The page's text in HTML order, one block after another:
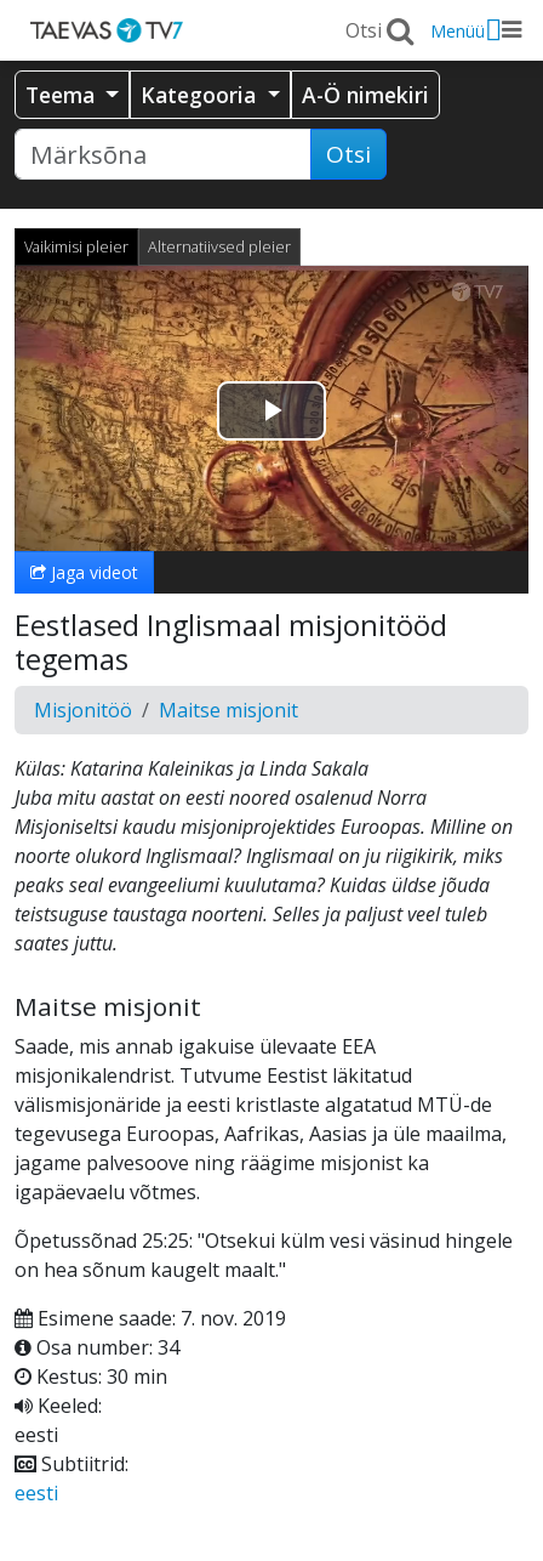
Menüü
Teema Kategooria A-Ö nimekiri
Otsi
Vaikimisi pleier Alternatiivsed pleier
Esita
video
Jaga videot
Eestlased Inglismaal misjonitööd
tegemas
Misjonitöö Maitse misjonit
Külas: Katarina Kaleinikas ja Linda Sakala
Juba mitu aastat on eesti noored osalenud Norra
Misjoniseltsi kaudu misjoniprojektides Euroopas. Milline on
noorte olukord Inglismaal? Inglismaal on ju riigikirik, miks
peaks seal evangeeliumi kuulutama? Kuidas üldse jõuda
teistsuguse taustaga noorteni. Selles ja paljust veel tuleb
saates juttu.
Maitse misjonit
Saade, mis annab igakuise ülevaate EEA
misjonikalendrist. Tutvume Eestist läkitatud
välismisjonäride ja eesti kristlaste algatatud MTÜ-de
tegevusega Euroopas, Aafrikas, Aasias ja üle maailma,
jagame palvesoove ning räägime misjonist ka
igapäevaelu võtmes.
Õpetussõnad 25:25: "Otsekui külm vesi väsinud hingele
on hea sõnum kaugelt maalt."
Esimene saade: 7. nov. 2019
Osa number: 34
Kestus: 30 min
Keeled:
eesti
Subtiitrid:
eesti